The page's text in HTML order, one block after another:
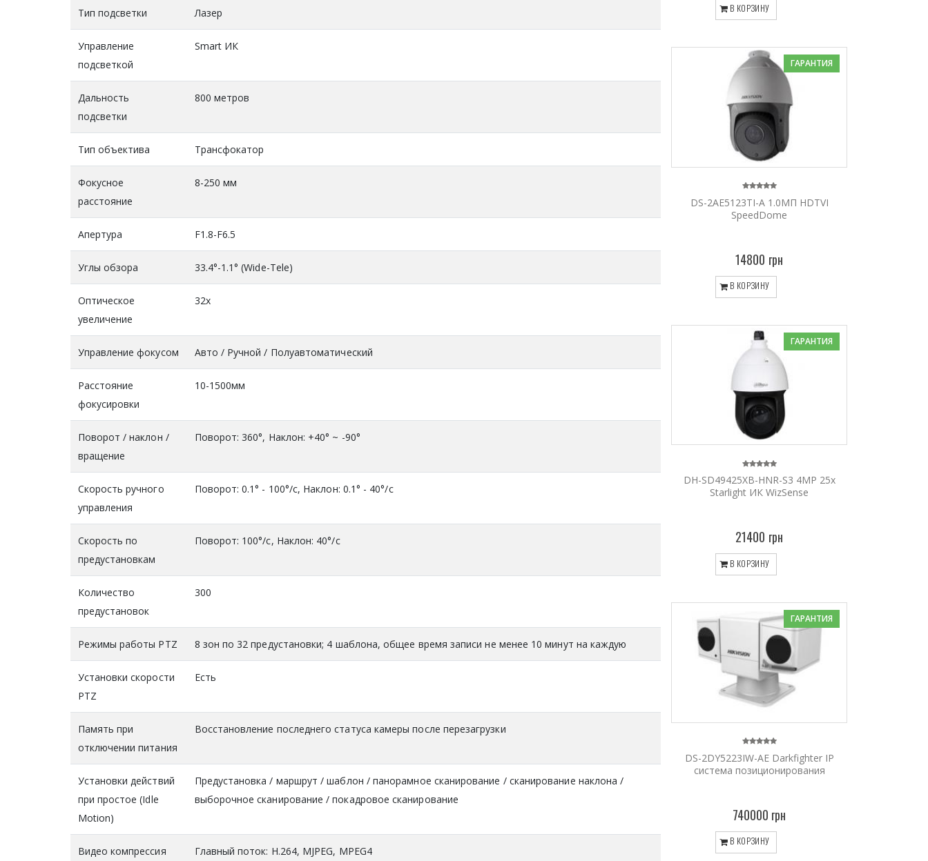
Тип подсветки Лазер
Управление
подсветкой
Smart ИК
Дальность
подсветки
800 метров
Тип объектива Трансфокатор
Фокусное
расстояние
8-250 мм
Апертура F1.8-F6.5
Углы обзора 33.4°-1.1° (Wide-Tele)
Оптическое
увеличение
32x
Управление фокусом Авто / Ручной / Полуавтоматический
Расстояние
фокусировки
10-1500мм
Поворот / наклон /
вращение
Поворот: 360°, Наклон: +40° ~ -90°
Скорость ручного
управления
Поворот: 0.1° - 100°/с, Наклон: 0.1° - 40°/с
Скорость по
предустановкам
Поворот: 100°/с, Наклон: 40°/с
Количество
предустановок
300
Режимы работы PTZ 8 зон по 32 предустановки; 4 шаблона, общее время записи не менее 10 минут на каждую
Установки скорости
PTZ
Есть
Память при
отключении питания
Восстановление последнего статуса камеры после перезагрузки
Установки действий
при простое (Idle
Motion)
Предустановка / маршрут / шаблон / панорамное сканирование / сканирование наклона /
выборочное сканирование / покадровое сканирование
Видео компрессия Главный поток: H.264, MJPEG, MPEG4
В КОРЗИНУ
ГАРАНТИЯ
DS-2AE5123TI-A 1.0МП HDTVI
SpeedDome
14800 грн
В КОРЗИНУ
ГАРАНТИЯ
DH-SD49425XB-HNR-S3 4MP 25x
Starlight ИК WizSense
21400 грн
В КОРЗИНУ
ГАРАНТИЯ
DS-2DY5223IW-AE Darkfighter IP
система позиционирования
740000 грн
В КОРЗИНУ